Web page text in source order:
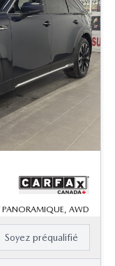
AWD
Soyez préqualifié